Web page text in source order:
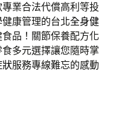
專業合法代償高利等投
康管理的台北全身健
品！關節保養配方化
多元選擇讓您隨時掌
狀服務專線難忘的感動